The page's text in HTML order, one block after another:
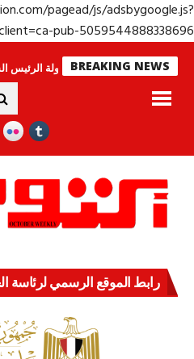
pagead/js/
client=ca-pub-
BREAKING NEWS
لا ينامون جولة الرئيس السيسي
رابط الموقع الرسمي لرئاسة